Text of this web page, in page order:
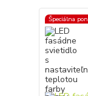
Špeciálna